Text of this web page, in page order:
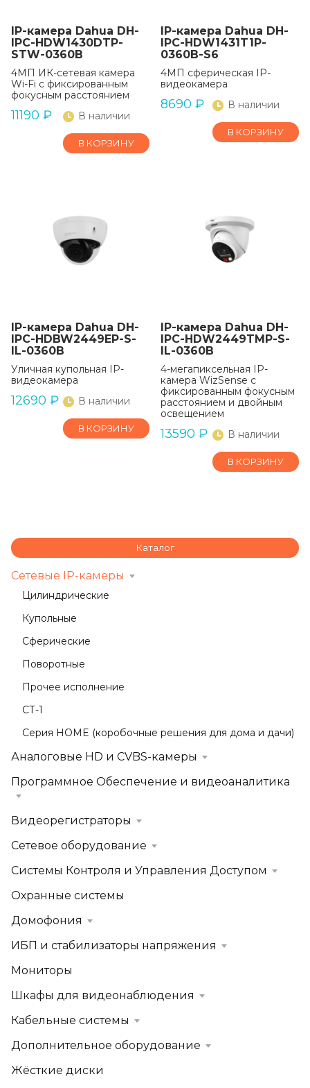
IP-камера Dahua DH-
IPC-HDW1430DTP-
STW-0360B
4МП ИК-сетевая камера
Wi-Fi с фиксированным
фокусным расстоянием
11190 ₽ В наличии
В КОРЗИНУ
IP-камера Dahua DH-
IPC-HDW1431T1P-
0360B-S6
4МП сферическая IP-
видеокамера
8690 ₽ В наличии
В КОРЗИНУ
IP-камера Dahua DH-
IPC-HDBW2449EP-S-
IL-0360B
Уличная купольная IP-
видеокамера
12690 ₽ В наличии
В КОРЗИНУ
IP-камера Dahua DH-
IPC-HDW2449TMP-S-
IL-0360B
4-мегапиксельная IP-
камера WizSense с
фиксированным фокусным
расстоянием и двойным
освещением
13590 ₽ В наличии
В КОРЗИНУ
Каталог
Сетевые IP-камеры
Цилиндрические
Купольные
Сферические
Поворотные
Прочее исполнение
СТ-1
Серия HOME (коробочные решения для дома и дачи)
Аналоговые HD и CVBS-камеры
Программное Обеспечение и видеоаналитика
Видеорегистраторы
Сетевое оборудование
Системы Контроля и Управления Доступом
Охранные системы
Домофония
ИБП и стабилизаторы напряжения
Мониторы
Шкафы для видеонаблюдения
Кабельные системы
Дополнительное оборудование
Жёсткие диски